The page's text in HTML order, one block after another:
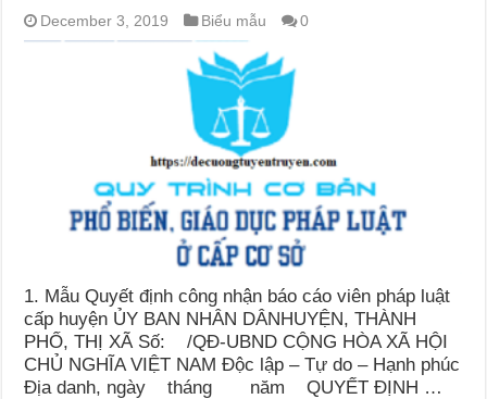
December 3, 2019 Biểu mẫu 0
1. Mẫu Quyết định công nhận báo cáo viên pháp luật
cấp huyện ỦY BAN NHÂN DÂNHUYỆN, THÀNH
PHỐ, THỊ XÃ Số: /QĐ-UBND CỘNG HÒA XÃ HỘI
CHỦ NGHĨA VIỆT NAM Độc lập – Tự do – Hạnh phúc
Địa danh, ngày tháng năm QUYẾT ĐỊNH …